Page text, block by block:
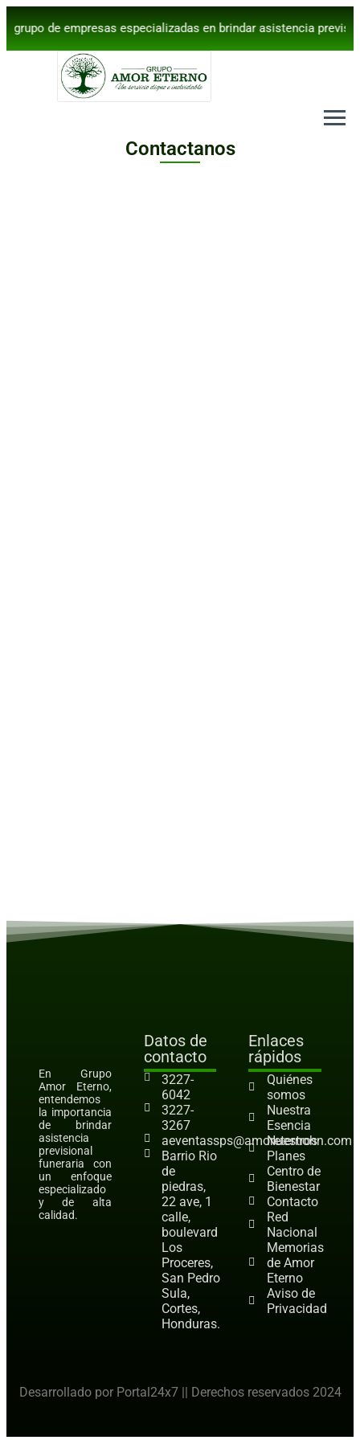
grupo de empresas especializadas en brindar asistencia
Contactanos
En Grupo
Amor Eterno,
entendemos
la importancia
de brindar
asistencia
previsional
funeraria con
un enfoque
especializado
y de alta
calidad.
Datos de
contacto
3227-
6042
3227-
3267
aeventassps@amoreternohn.com
Barrio Rio
de
piedras,
22 ave, 1
calle,
boulevard
Los
Proceres,
San Pedro
Sula,
Cortes,
Honduras.
Enlaces
rápidos
Quiénes
somos
Nuestra
Esencia
Nuestros
Planes
Centro de
Bienestar
Contacto
Red
Nacional
Memorias
de Amor
Eterno
Aviso de
Privacidad
Desarrollado por Portal24x7 || Derechos reservados 2024